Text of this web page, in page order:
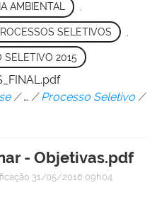
AMBIENTAL ,
SELETIVOS
SELETIVO 2015
/… /Processo Seletivo /
- Objetivas.pdf
31/05/2016 09h04